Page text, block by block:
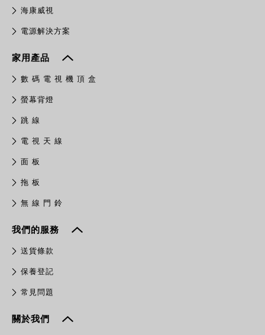
​海康威視
電源解決方案
家用產品
數 碼 電 視 機 頂 盒
螢幕背燈
跳 線
電 視 天 線
面 板
拖 板
無 線 門 鈴
我們的服務
送貨條款
保養登記
常見問題
關於我們